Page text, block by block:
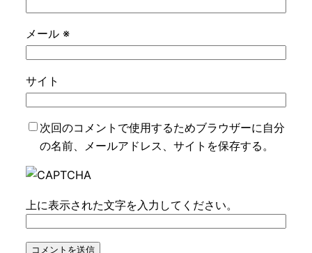
メール ※
サイト
次回のコメントで使用するためブラウザーに自分
の名前、メールアドレス、サイトを保存する。
上に表示された文字を入力してください。